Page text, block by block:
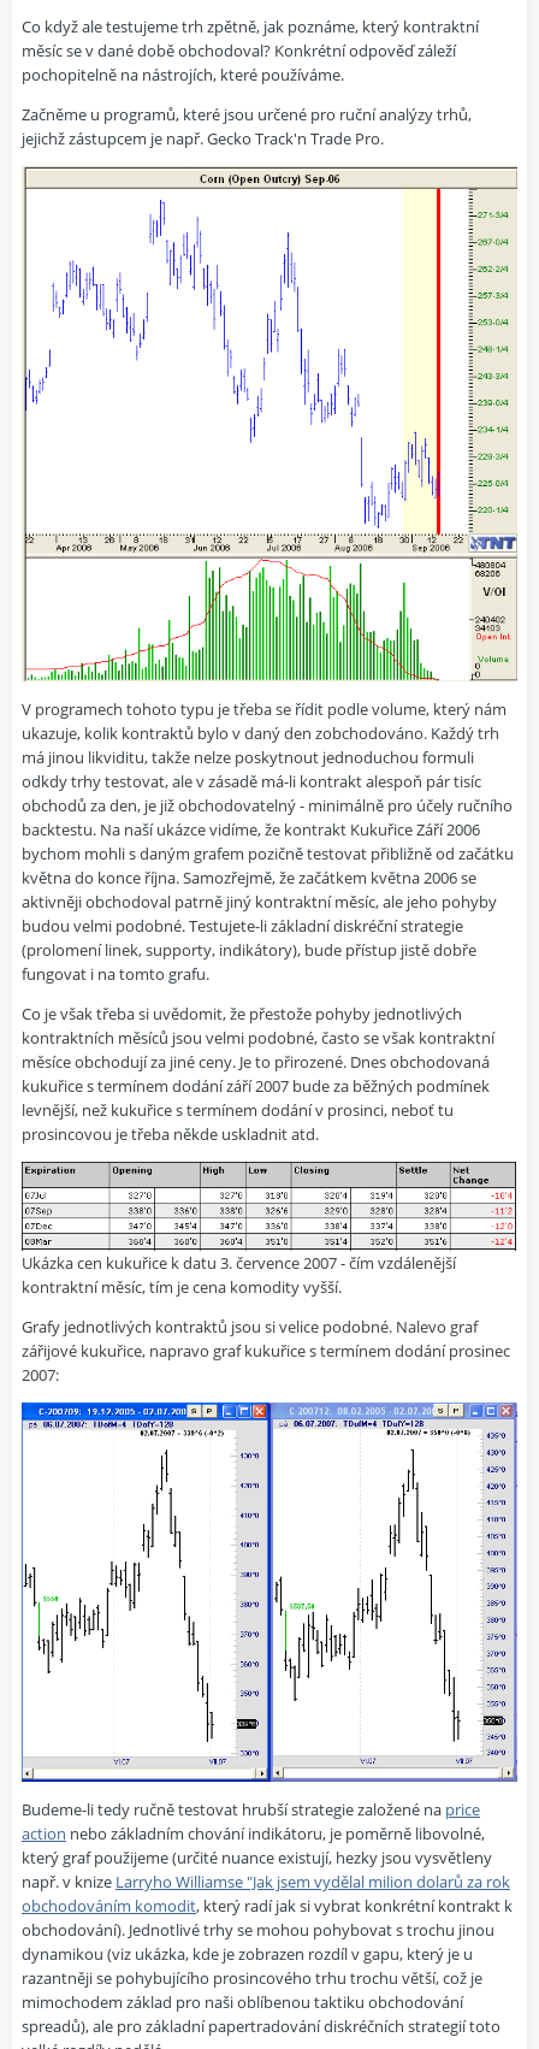
Co když ale testujeme trh zpětně, jak poznáme, který kontraktní
měsíc se v dané době obchodoval? Konkrétní odpověď záleží
pochopitelně na nástrojích, které používáme.
Začněme u programů, které jsou určené pro ruční analýzy trhů,
jejichž zástupcem je např. Gecko Track'n Trade Pro.
V programech tohoto typu je třeba se řídit podle volume, který nám
ukazuje, kolik kontraktů bylo v daný den zobchodováno. Každý trh
má jinou likviditu, takže nelze poskytnout jednoduchou formuli
odkdy trhy testovat, ale v zásadě má-li kontrakt alespoň pár tisíc
obchodů za den, je již obchodovatelný - minimálně pro účely ručního
backtestu. Na naší ukázce vidíme, že kontrakt Kukuřice Září 2006
bychom mohli s daným grafem pozičně testovat přibližně od začátku
května do konce října. Samozřejmě, že začátkem května 2006 se
aktivněji obchodoval patrně jiný kontraktní měsíc, ale jeho pohyby
budou velmi podobné. Testujete-li základní diskréční strategie
(prolomení linek, supporty, indikátory), bude přístup jistě dobře
fungovat i na tomto grafu.
Co je však třeba si uvědomit, že přestože pohyby jednotlivých
kontraktních měsíců jsou velmi podobné, často se však kontraktní
měsíce obchodují za jiné ceny. Je to přirozené. Dnes obchodovaná
kukuřice s termínem dodání září 2007 bude za běžných podmínek
levnější, než kukuřice s termínem dodání v prosinci, neboť tu
prosincovou je třeba někde uskladnit atd.
Ukázka cen kukuřice k datu 3. července 2007 - čím vzdálenější
kontraktní měsíc, tím je cena komodity vyšší.
Grafy jednotlivých kontraktů jsou si velice podobné. Nalevo graf
zářijové kukuřice, napravo graf kukuřice s termínem dodání prosinec
2007:
Budeme-li tedy ručně testovat hrubší strategie založené na price
action nebo základním chování indikátoru, je poměrně libovolné,
který graf použijeme (určité nuance existují, hezky jsou vysvětleny
např. v knize Larryho Williamse "Jak jsem vydělal milion dolarů za rok
obchodováním komodit, který radí jak si vybrat konkrétní kontrakt k
obchodování). Jednotlivé trhy se mohou pohybovat s trochu jinou
dynamikou (viz ukázka, kde je zobrazen rozdíl v gapu, který je u
razantněji se pohybujícího prosincového trhu trochu větší, což je
mimochodem základ pro naši oblíbenou taktiku obchodování
spreadů), ale pro základní papertradování diskréčních strategií toto